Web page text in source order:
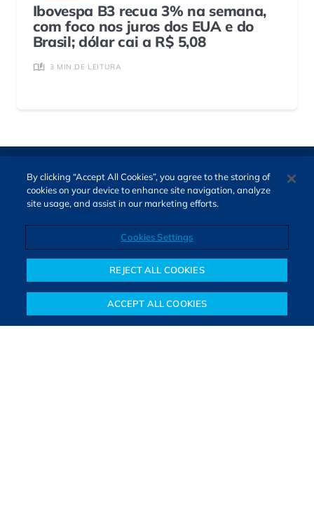
Notícias Colunistas Objetivos financeiros Investimentos Mais
Ibovespa B3 recua 3% na semana,
com foco nos juros dos EUA e do
Brasil; dólar cai a R$ 5,08
3 MIN DE LEITURA
O Bora Investir, site de notícias e educação financeira da B3,
oferece notícias e conteúdos especializados sobre o mercado
composta por especialistas, o site proporciona aprendizado
sólido e confiável, além de artigos de parceiros que ampliam
By clicking “Accept All Cookies”, you agree to the storing of
cookies on your device to enhance site navigation, analyze
site usage, and assist in our marketing efforts.
Cookies Settings
REJECT ALL COOKIES
ACCEPT ALL COOKIES